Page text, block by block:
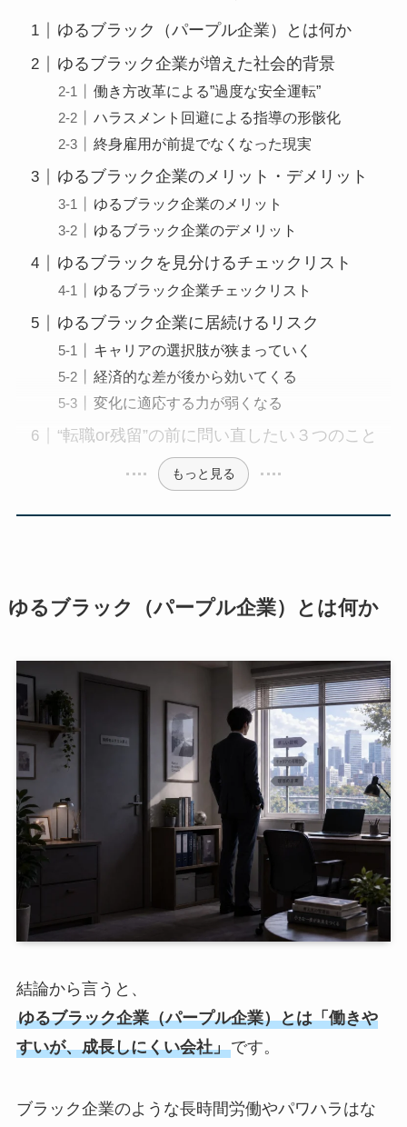
ゆるブラック（パープル企業）とは何か
ゆるブラック企業が増えた社会的背景
働き方改革による”過度な安全運転”
ハラスメント回避による指導の形骸化
終身雇用が前提でなくなった現実
ゆるブラック企業のメリット・デメリット
ゆるブラック企業のメリット
ゆるブラック企業のデメリット
ゆるブラックを見分けるチェックリスト
ゆるブラック企業チェックリスト
ゆるブラック企業に居続けるリスク
キャリアの選択肢が狭まっていく
経済的な差が後から効いてくる
変化に適応する力が弱くなる
“転職or残留”の前に問い直したい３つのこと
もっと見る
ゆるブラック（パープル企業）とは何か
結論から言うと、
ゆるブラック企業（パープル企業）とは「働きや
すいが、成長しにくい会社」です。
ブラック企業のような長時間労働やパワハラはな